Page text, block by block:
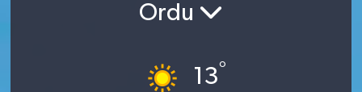
Ordu
13°